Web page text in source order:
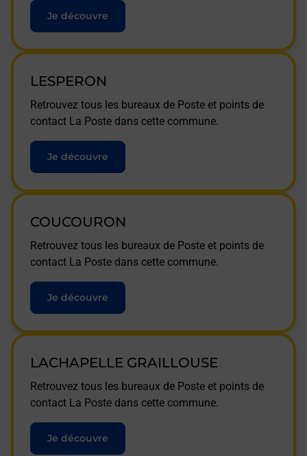
Je découvre
LESPERON
Retrouvez tous les bureaux de Poste et points de
contact La Poste dans cette commune.
Je découvre
COUCOURON
Retrouvez tous les bureaux de Poste et points de
contact La Poste dans cette commune.
Je découvre
LACHAPELLE GRAILLOUSE
Retrouvez tous les bureaux de Poste et points de
contact La Poste dans cette commune.
Je découvre